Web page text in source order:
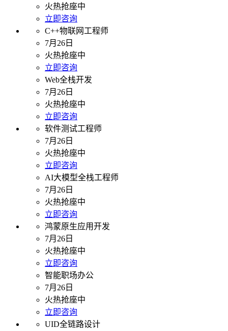
火热抢座中
立即咨询
C++物联网工程师
7月26日
火热抢座中
立即咨询
Web全栈开发
7月26日
火热抢座中
立即咨询
软件测试工程师
7月26日
火热抢座中
立即咨询
AI大模型全栈工程师
7月26日
火热抢座中
立即咨询
鸿蒙原生应用开发
7月26日
火热抢座中
立即咨询
智能职场办公
7月26日
火热抢座中
立即咨询
UID全链路设计